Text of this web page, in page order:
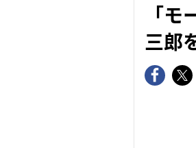
「
三郎